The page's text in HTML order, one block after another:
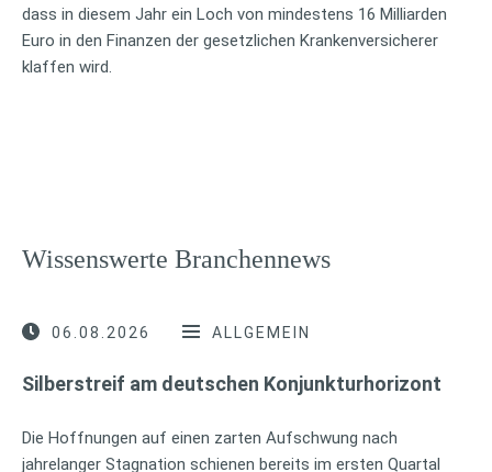
dass in diesem Jahr ein Loch von mindestens 16 Milliarden
Euro in den Finanzen der gesetzlichen Krankenversicherer
klaffen wird.
Wissenswerte Branchennews
06.08.2026 ALLGEMEIN
Silberstreif am deutschen Konjunkturhorizont
Die Hoffnungen auf einen zarten Aufschwung nach
jahrelanger Stagnation schienen bereits im ersten Quartal